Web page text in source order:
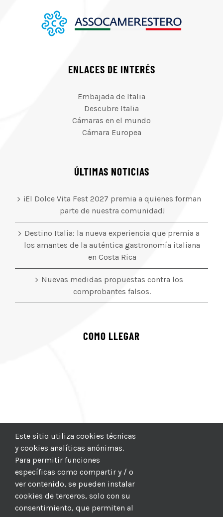
ENLACES DE INTERÉS
Embajada de Italia
Descubre Italia
Cámaras en el mundo
Cámara Europea
ÚLTIMAS NOTICIAS
¡El Dolce Vita Fest 2027 premia a quienes forman
parte de nuestra comunidad!
Destino Italia: la nueva experiencia que premia a
los amantes de la auténtica gastronomía italiana
en Costa Rica
Nuevas medidas propuestas contra los
comprobantes falsos.
COMO LLEGAR
Este sitio utiliza cookies técnicas
y cookies analíticas anónimas.
Para permitir funciones
específicas como compartir y / o
ver contenido, se pueden instalar
cookies de terceros, solo con su
consentimiento, que permiten al